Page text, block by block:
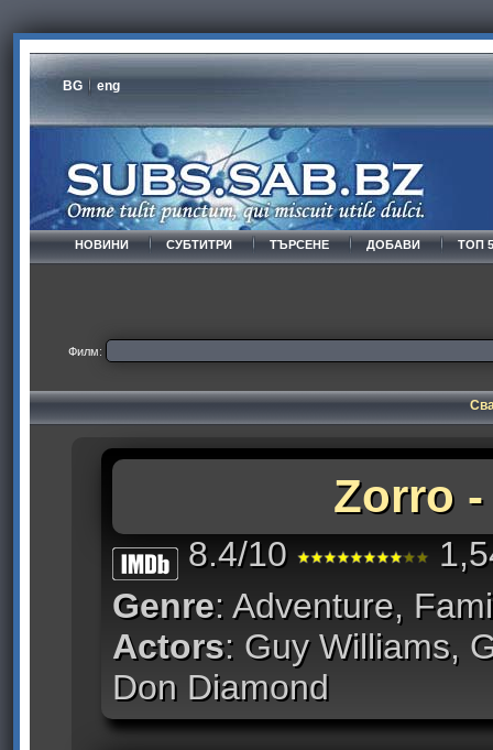
BG eng
НОВИНИ СУБТИТРИ ТЪРСЕНЕ ДОБАВИ ТОП
Филм:
Zorro -
8.4/10
Genre: Adventure,
Actors: Guy Williams,
Don Diamond